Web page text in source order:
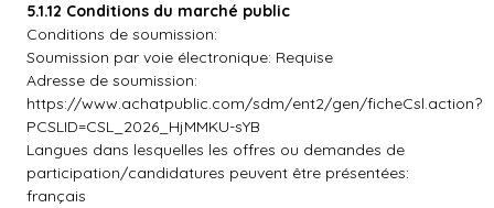
5.1.12 Conditions du marché public
Conditions de soumission:
Soumission par voie électronique: Requise
Adresse de soumission:
https://www.achatpublic.com/sdm/ent2/gen/ficheCsl.action?
PCSLID=CSL_2026_HjMMKU-sYB
Langues dans lesquelles les offres ou demandes de
participation/candidatures peuvent être présentées:
français